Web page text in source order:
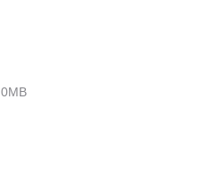
0MB